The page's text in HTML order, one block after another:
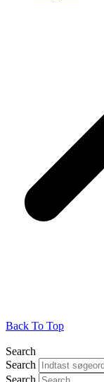
Back To Top
Search
Search
Search